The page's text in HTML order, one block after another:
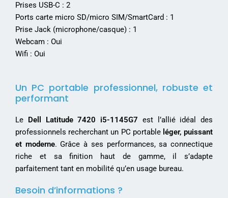
Prises USB-C : 2
Ports carte micro SD/micro SIM/SmartCard : 1
Prise Jack (microphone/casque) : 1
Webcam : Oui
Wifi : Oui
Un PC portable professionnel, robuste et
performant
Le Dell Latitude 7420 i5-1145G7 est l’allié idéal des
professionnels recherchant un PC portable léger, puissant
et moderne. Grâce à ses performances, sa connectique
riche et sa finition haut de gamme, il s’adapte
parfaitement tant en mobilité qu’en usage bureau.
Besoin d’informations ?